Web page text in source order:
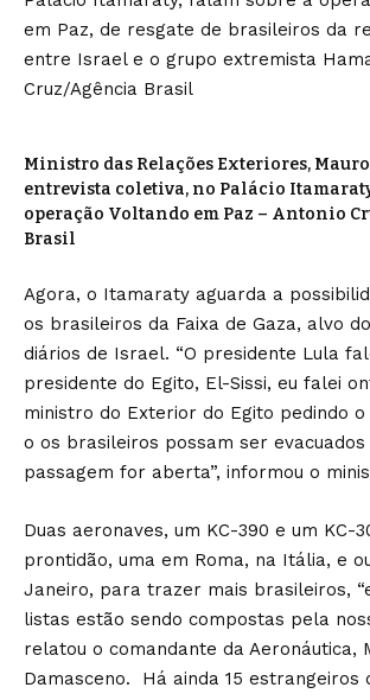
Ministro das Relações Exteriores,
entrevista coletiva, no Palácio
operação Voltando em Paz – Antonio
Brasil
Agora, o Itamaraty aguarda a
os brasileiros da Faixa de Gaza, alvo
diários de Israel. “O presidente Lula
presidente do Egito, El-Sissi, eu falei
ministro do Exterior do Egito pedindo
o os brasileiros possam ser evacuados
passagem for aberta”, informou o
Duas aeronaves, um KC-390 e um KC-
prontidão, uma em Roma, na Itália, e
Janeiro, para trazer mais brasileiros,
listas estão sendo compostas pela
relatou o comandante da Aeronáutica,
Damasceno. Há ainda 15 estrangeiros